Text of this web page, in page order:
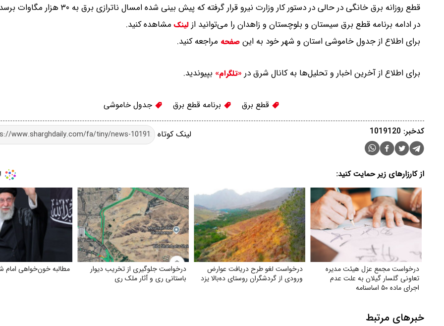
قطع روزانه برق خانگی در حالی در دستور کار وزارت نیرو قرار گرفته که پیش بینی شده امسال ناترازی برق به ۳۰ هزار مگاوات برسد.
در ادامه برنامه قطع برق سیستان و بلوچستان و زاهدان را می‌توانید از لینک مشاهده کنید.
برای اطلاع از جدول خاموشی استان و شهر خود به این صفحه مراجعه کنید.
برای اطلاع از آخرین اخبار و تحلیل‌ها به کانال شرق در «تلگرام» بپیوندید.
قطع برق برنامه قطع برق جدول خاموشی
لینک کوتاه کدخبر: 1019120
از کارزارهای زیر حمایت کنید:
درخواست مجمع عزل هیئت مدیره
تعاونی گلسار گیلان به علت عدم
اجرای ماده ۵۰ اساسنامه
درخواست لغو طرح دریافت عوارض
ورودی از گردشگران روستای ده‌بالا یزد
درخواست جلوگیری از تخریب دیوار
باستانی ری و آثار ملک ری
مطالبه خون‌خواهی امام
خبرهای مرتبط